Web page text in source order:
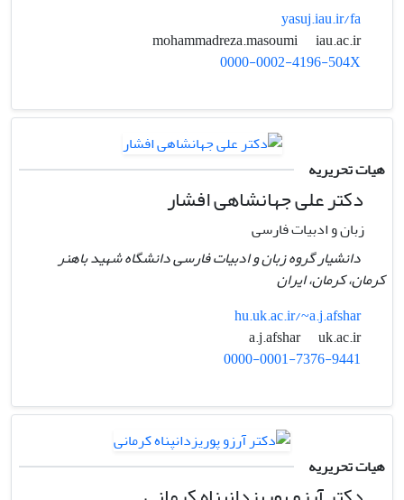
yasuj.iau.ir/fa
mohammadreza.masoumi
iau.ac.ir
0000-0002-4196-504X
هیات تحریریه
دکتر علی جهانشاهی افشار
زبان و ادبیات فارسی
دانشیار گروه زبان و ادبیات فارسی دانشگاه شهید باهنر
کرمان، کرمان، ایران
hu.uk.ac.ir/~a.j.afshar
a.j.afshar
uk.ac.ir
0000-0001-7376-9441
هیات تحریریه